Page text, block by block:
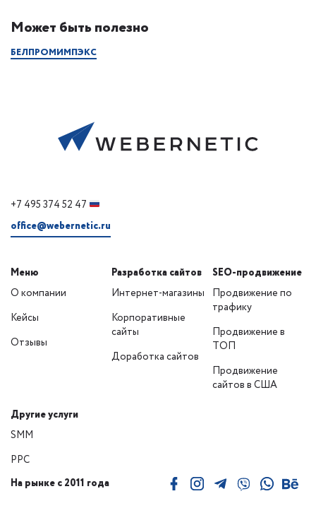
Может быть полезно
БЕЛПРОМИМПЭКС
+7 495 374 52 47
office@webernetic.ru
Меню
О компании
Кейсы
Отзывы
Разработка сайтов
Интернет-магазины
Корпоративные
сайты
Доработка сайтов
SEO-продвижение
Продвижение по
трафику
Продвижение в
ТОП
Продвижение
сайтов в США
Другие услуги
SMM
PPC
На рынке с 2011 года